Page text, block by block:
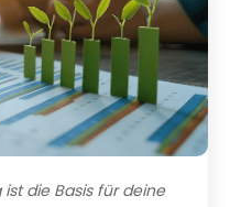
die Basis für deine